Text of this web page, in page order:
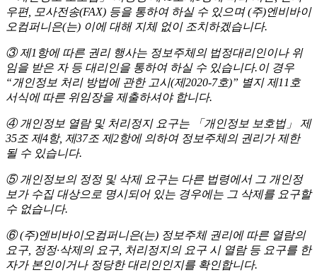
우편, 모사전송(FAX) 등을 통하여 하실 수 있으며 (주)엔비바이
오컴퍼니은(는) 이에 대해 지체 없이 조치하겠습니다.
③ 제1항에 따른 권리 행사는 정보주체의 법정대리인이나 위
임을 받은 자 등 대리인을 통하여 하실 수 있습니다.이 경우
“개인정보 처리 방법에 관한 고시(제2020-7호)” 별지 제11호
서식에 따른 위임장을 제출하셔야 합니다.
④ 개인정보 열람 및 처리정지 요구는 「개인정보 보호법」 제
35조 제4항, 제37조 제2항에 의하여 정보주체의 권리가 제한
될 수 있습니다.
⑤ 개인정보의 정정 및 삭제 요구는 다른 법령에서 그 개인정
보가 수집 대상으로 명시되어 있는 경우에는 그 삭제를 요구할
수 없습니다.
⑥ (주)엔비바이오컴퍼니은(는) 정보주체 권리에 따른 열람의
요구, 정정·삭제의 요구, 처리정지의 요구 시 열람 등 요구를 한
자가 본인이거나 정당한 대리인인지를 확인합니다.